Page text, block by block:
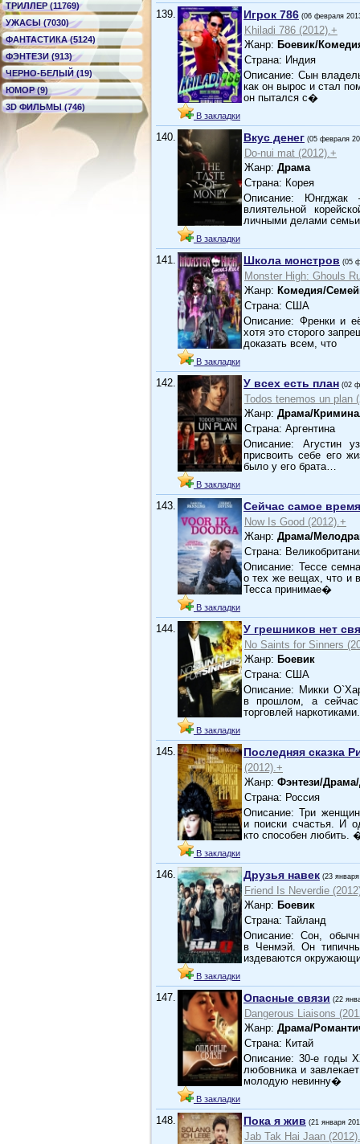
ТРИЛЛЕР (11769)
УЖАСЫ (7030)
ФАНТАСТИКА (5124)
ФЭНТЕЗИ (913)
ЧЕРНО-БЕЛЫЙ (19)
ЮМОР (9)
3D ФИЛЬМЫ (746)
139.
В закладки
Игрок 786 (06 февраля
Khiladi 786 (2012).+
Жанр: Боевик/
Страна: Индия
Описание: Сын
как он вырос и стал
он пытался с�
140.
В закладки
Вкус денег (05 февраля
Do-nui mat (2012).+
Жанр: Драма
Страна: Корея
Описание: Юнгджак
влиятельной
личными делами
141.
В закладки
Школа монстров (05
Monster High: Ghouls
Жанр: Комедия/
Страна: США
Описание: Френки и
хотя это сторого
доказать всем, что
142.
В закладки
У всех есть план (02
Todos tenemos un plan
Жанр: Драма/
Страна: Аргентина
Описание: Агустин
присвоить себе его
было у его брата…
143.
В закладки
Сейчас самое время
Now Is Good (2012).+
Жанр: Драма/
Страна:
Описание: Тессе
о тех же вещах, что и
Тесса принимае�
144.
В закладки
У грешников нет
No Saints for Sinners
Жанр: Боевик
Страна: США
Описание: Микки
в прошлом, а
торговлей
145.
В закладки
Последняя сказка
(2012).+
Жанр: Фэнтези/Драма/
Страна: Россия
Описание: Три
и поиски счастья. И
кто способен любить.
146.
В закладки
Друзья навек (23
Friend Is Neverdie
Жанр: Боевик
Страна: Тайланд
Описание: Сон,
в Ченмэй. Он
издеваются
147.
В закладки
Опасные связи (22
Dangerous Liaisons
Жанр: Драма/
Страна: Китай
Описание: 30-е годы
любовника и
молодую невинну�
148. Пока я жив (21 января
Jab Tak Hai Jaan